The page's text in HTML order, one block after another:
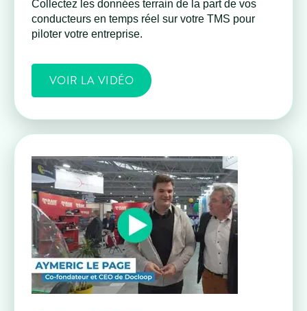
Collectez les données terrain de la part de vos
conducteurs en temps réel sur votre TMS pour
piloter votre entreprise.
VOIR LA VIDÉO